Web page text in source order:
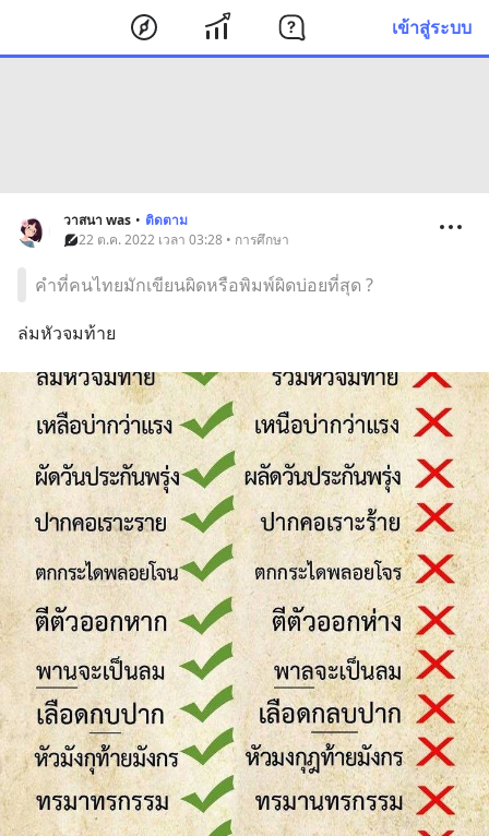
เข้าสู่ระบบ
วาสนา was • ติดตาม
22 ต.ค. 2022 เวลา 03:28 • การศึกษา
คำที่คนไทยมักเขียนผิดหรือพิมพ์ผิดบ่อยที่สุด ?
ล่มหัวจมท้าย